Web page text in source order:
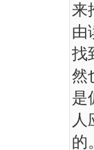
来
由
找
然
是
的